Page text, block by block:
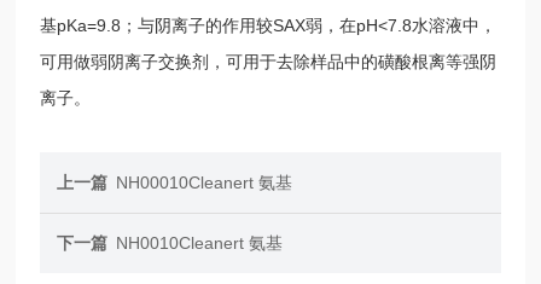
基pKa=9.8；与阴离子的作用较SAX弱，在pH<7.8水溶液中，
可用做弱阴离子交换剂，可用于去除样品中的磺酸根离等强阴
离子。
上一篇 NH00010Cleanert 氨基
下一篇 NH0010Cleanert 氨基